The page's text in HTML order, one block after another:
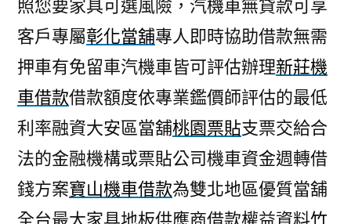
照您要家具可選風險，汽機車無貸款可享
客戶專屬彰化當舖專人即時協助借款無需
押車有免留車汽機車皆可評估辦理新莊機
車借款借款額度依專業鑑價師評估的最低
利率融資大安區當舖桃園票貼支票交給合
法的金融機構或票貼公司機車資金週轉借
錢方案寶山機車借款為雙北地區優質當舖
全台最大家具地板供應商借款權益資料竹